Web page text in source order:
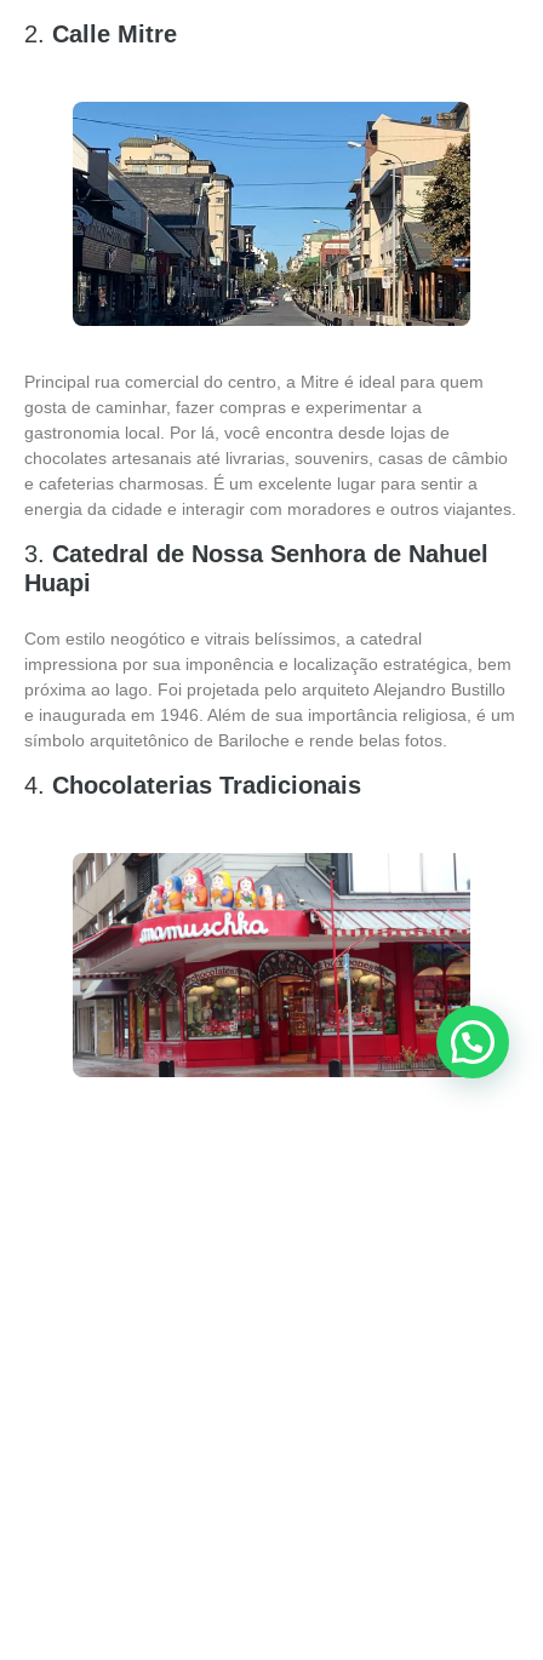
2. Calle Mitre
Principal rua comercial do centro, a Mitre é ideal para quem
gosta de caminhar, fazer compras e experimentar a
gastronomia local. Por lá, você encontra desde lojas de
chocolates artesanais até livrarias, souvenirs, casas de câmbio
e cafeterias charmosas. É um excelente lugar para sentir a
energia da cidade e interagir com moradores e outros viajantes.
3. Catedral de Nossa Senhora de Nahuel
Huapi
Com estilo neogótico e vitrais belíssimos, a catedral
impressiona por sua imponência e localização estratégica, bem
próxima ao lago. Foi projetada pelo arquiteto Alejandro Bustillo
e inaugurada em 1946. Além de sua importância religiosa, é um
símbolo arquitetônico de Bariloche e rende belas fotos.
4. Chocolaterias Tradicionais